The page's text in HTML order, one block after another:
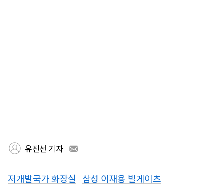
유진선 기자
저개발국가 화장실 삼성 이재용 빌게이츠